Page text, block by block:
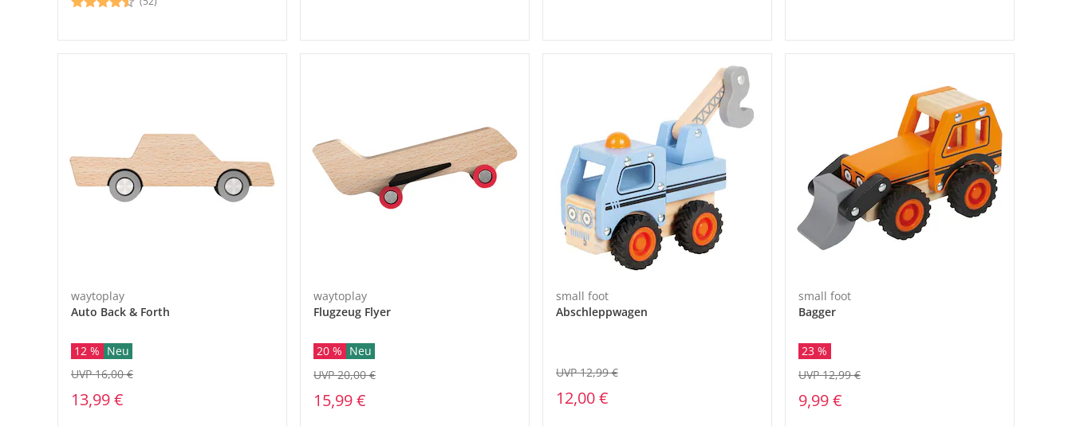
waytoplay
Auto Back & Forth
12 % Neu
13,99 €
UVP 16,00 €
waytoplay
Flugzeug Flyer
20 % Neu
15,99 €
UVP 20,00 €
small foot
Abschleppwagen
12,00 €
UVP 12,99 €
small foot
Bagger
23 %
9,99 €
UVP 12,99 €